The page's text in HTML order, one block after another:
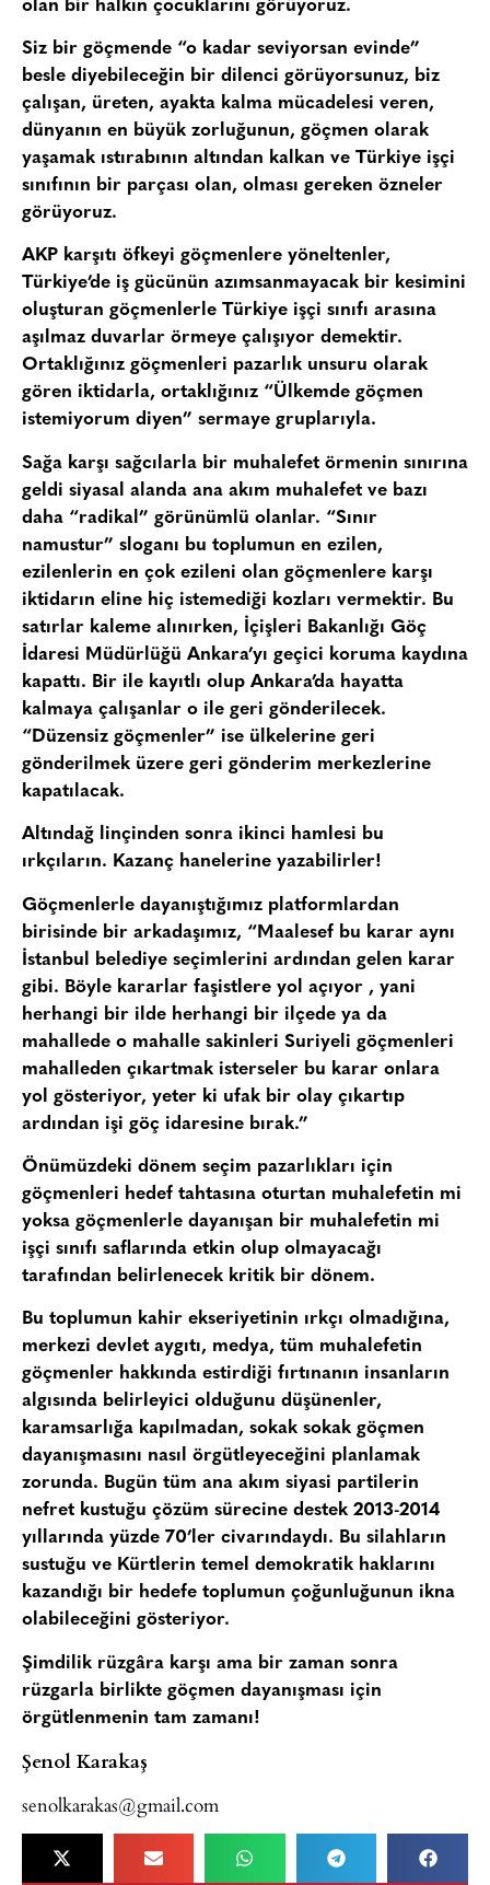
olan bir halkın çocuklarını görüyoruz.
Siz bir göçmende “o kadar seviyorsan evinde”
besle diyebileceğin bir dilenci görüyorsunuz, biz
çalışan, üreten, ayakta kalma mücadelesi veren,
dünyanın en büyük zorluğunun, göçmen olarak
yaşamak ıstırabının altından kalkan ve Türkiye işçi
sınıfının bir parçası olan, olması gereken özneler
görüyoruz.
AKP karşıtı öfkeyi göçmenlere yöneltenler,
Türkiye’de iş gücünün azımsanmayacak bir kesimini
oluşturan göçmenlerle Türkiye işçi sınıfı arasına
aşılmaz duvarlar örmeye çalışıyor demektir.
Ortaklığınız göçmenleri pazarlık unsuru olarak
gören iktidarla, ortaklığınız “Ülkemde göçmen
istemiyorum diyen” sermaye gruplarıyla.
Sağa karşı sağcılarla bir muhalefet örmenin sınırına
geldi siyasal alanda ana akım muhalefet ve bazı
daha “radikal” görünümlü olanlar. “Sınır
namustur” sloganı bu toplumun en ezilen,
ezilenlerin en çok ezileni olan göçmenlere karşı
iktidarın eline hiç istemediği kozları vermektir. Bu
satırlar kaleme alınırken, İçişleri Bakanlığı Göç
İdaresi Müdürlüğü Ankara’yı geçici koruma kaydına
kapattı. Bir ile kayıtlı olup Ankara’da hayatta
kalmaya çalışanlar o ile geri gönderilecek.
“Düzensiz göçmenler” ise ülkelerine geri
gönderilmek üzere geri gönderim merkezlerine
kapatılacak.
Altındağ linçinden sonra ikinci hamlesi bu
ırkçıların. Kazanç hanelerine yazabilirler!
Göçmenlerle dayanıştığımız platformlardan
birisinde bir arkadaşımız, “Maalesef bu karar aynı
İstanbul belediye seçimlerini ardından gelen karar
gibi. Böyle kararlar faşistlere yol açıyor , yani
herhangi bir ilde herhangi bir ilçede ya da
mahallede o mahalle sakinleri Suriyeli göçmenleri
mahalleden çıkartmak isterseler bu karar onlara
yol gösteriyor, yeter ki ufak bir olay çıkartıp
ardından işi göç idaresine bırak.”
Önümüzdeki dönem seçim pazarlıkları için
göçmenleri hedef tahtasına oturtan muhalefetin mi
yoksa göçmenlerle dayanışan bir muhalefetin mi
işçi sınıfı saflarında etkin olup olmayacağı
tarafından belirlenecek kritik bir dönem.
Bu toplumun kahir ekseriyetinin ırkçı olmadığına,
merkezi devlet aygıtı, medya, tüm muhalefetin
göçmenler hakkında estirdiği fırtınanın insanların
algısında belirleyici olduğunu düşünenler,
karamsarlığa kapılmadan, sokak sokak göçmen
dayanışmasını nasıl örgütleyeceğini planlamak
zorunda. Bugün tüm ana akım siyasi partilerin
nefret kustuğu çözüm sürecine destek 2013-2014
yıllarında yüzde 70’ler civarındaydı. Bu silahların
sustuğu ve Kürtlerin temel demokratik haklarını
kazandığı bir hedefe toplumun çoğunluğunun ikna
olabileceğini gösteriyor.
Şimdilik rüzgâra karşı ama bir zaman sonra
rüzgarla birlikte göçmen dayanışması için
örgütlenmenin tam zamanı!
Şenol Karakaş
senolkarakas@gmail.com